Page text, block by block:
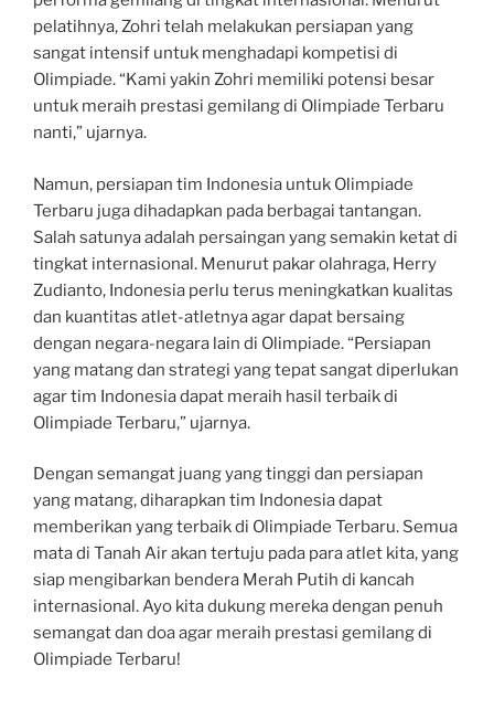
pelatihnya, Zohri telah melakukan persiapan yang
sangat intensif untuk menghadapi kompetisi di
Olimpiade. “Kami yakin Zohri memiliki potensi besar
untuk meraih prestasi gemilang di Olimpiade Terbaru
nanti,” ujarnya.
Namun, persiapan tim Indonesia untuk Olimpiade
Terbaru juga dihadapkan pada berbagai tantangan.
Salah satunya adalah persaingan yang semakin ketat di
tingkat internasional. Menurut pakar olahraga, Herry
Zudianto, Indonesia perlu terus meningkatkan kualitas
dan kuantitas atlet-atletnya agar dapat bersaing
dengan negara-negara lain di Olimpiade. “Persiapan
yang matang dan strategi yang tepat sangat diperlukan
agar tim Indonesia dapat meraih hasil terbaik di
Olimpiade Terbaru,” ujarnya.
Dengan semangat juang yang tinggi dan persiapan
yang matang, diharapkan tim Indonesia dapat
memberikan yang terbaik di Olimpiade Terbaru. Semua
mata di Tanah Air akan tertuju pada para atlet kita, yang
siap mengibarkan bendera Merah Putih di kancah
internasional. Ayo kita dukung mereka dengan penuh
semangat dan doa agar meraih prestasi gemilang di
Olimpiade Terbaru!